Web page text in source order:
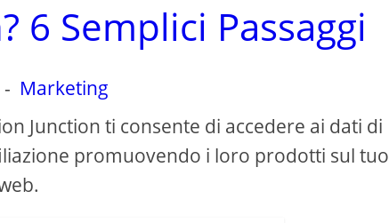
6 Semplici Passaggi
- Marketing
Junction ti consente di accedere ai dati di
promuovendo i loro prodotti sul tuo